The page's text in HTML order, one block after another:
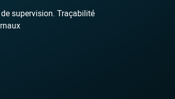
supervision. Traçabilité